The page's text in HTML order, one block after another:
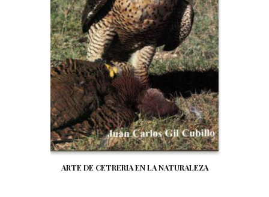
ARTE DE CETRERIA EN LA NATURALEZA